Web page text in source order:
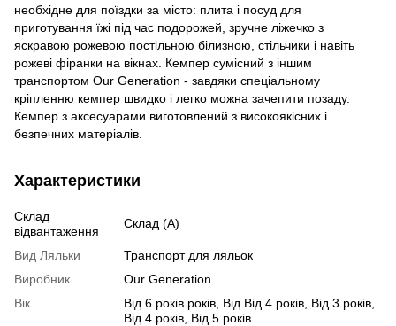
необхідне для поїздки за місто: плита і посуд для
приготування їжі під час подорожей, зручне ліжечко з
яскравою рожевою постільною білизною, стільчики і навіть
рожеві фіранки на вікнах. Кемпер сумісний з іншим
транспортом Our Generation - завдяки спеціальному
кріпленню кемпер швидко і легко можна зачепити позаду.
Кемпер з аксесуарами виготовлений з високоякісних і
безпечних матеріалів.
Характеристики
Склад
відвантаження
Склад (А)
Вид Ляльки
Транспорт для ляльок
Виробник
Our Generation
Вік
Від 6 років років, Від Від 4 років, Від 3 років,
Від 4 років, Від 5 років